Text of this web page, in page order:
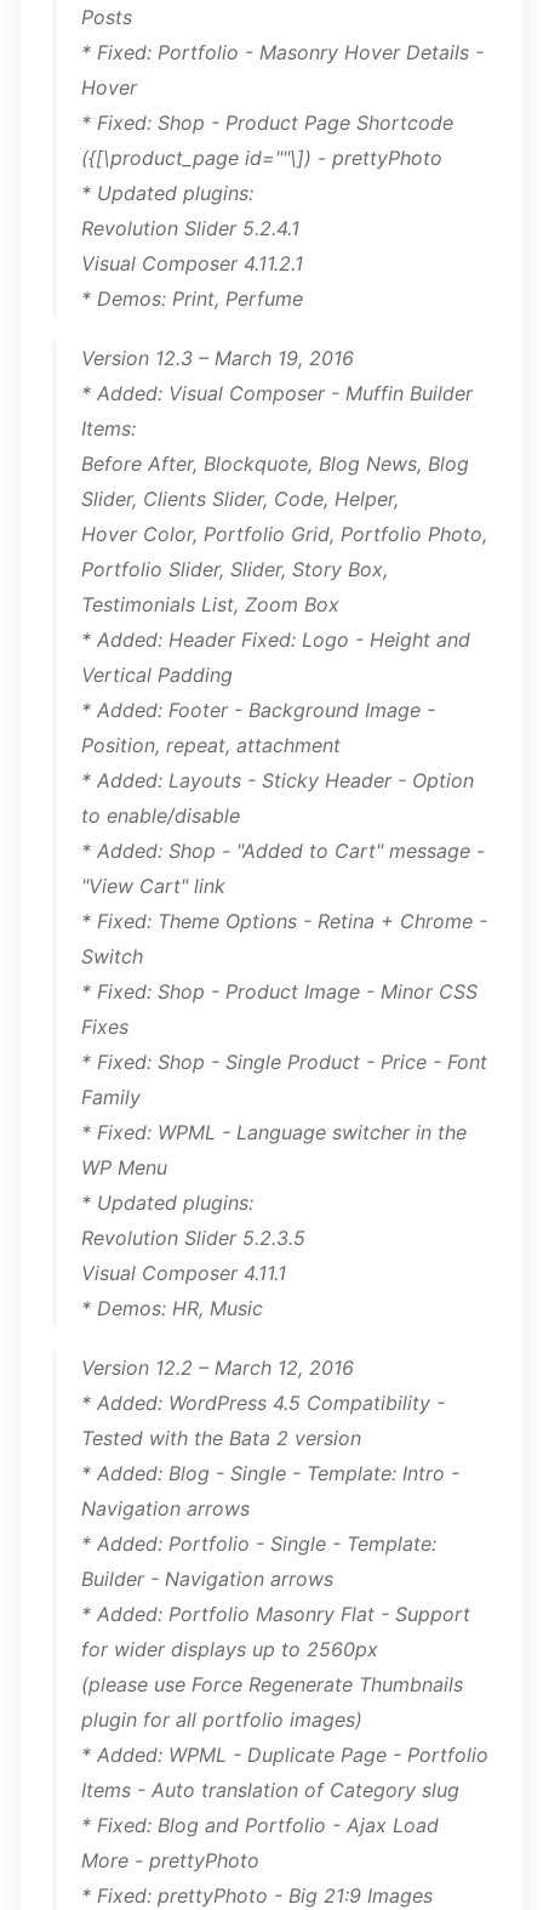
Posts
* Fixed: Portfolio - Masonry Hover Details -
Hover
* Fixed: Shop - Product Page Shortcode
({[\product_page id=""\]) - prettyPhoto
* Updated plugins:
Revolution Slider 5.2.4.1
Visual Composer 4.11.2.1
* Demos: Print, Perfume
Version 12.3 – March 19, 2016
* Added: Visual Composer - Muffin Builder
Items:
Before After, Blockquote, Blog News, Blog
Slider, Clients Slider, Code, Helper,
Hover Color, Portfolio Grid, Portfolio Photo,
Portfolio Slider, Slider, Story Box,
Testimonials List, Zoom Box
* Added: Header Fixed: Logo - Height and
Vertical Padding
* Added: Footer - Background Image -
Position, repeat, attachment
* Added: Layouts - Sticky Header - Option
to enable/disable
* Added: Shop - "Added to Cart" message -
"View Cart" link
* Fixed: Theme Options - Retina + Chrome -
Switch
* Fixed: Shop - Product Image - Minor CSS
Fixes
* Fixed: Shop - Single Product - Price - Font
Family
* Fixed: WPML - Language switcher in the
WP Menu
* Updated plugins:
Revolution Slider 5.2.3.5
Visual Composer 4.11.1
* Demos: HR, Music
Version 12.2 – March 12, 2016
* Added: WordPress 4.5 Compatibility -
Tested with the Bata 2 version
* Added: Blog - Single - Template: Intro -
Navigation arrows
* Added: Portfolio - Single - Template:
Builder - Navigation arrows
* Added: Portfolio Masonry Flat - Support
for wider displays up to 2560px
(please use Force Regenerate Thumbnails
plugin for all portfolio images)
* Added: WPML - Duplicate Page - Portfolio
Items - Auto translation of Category slug
* Fixed: Blog and Portfolio - Ajax Load
More - prettyPhoto
* Fixed: prettyPhoto - Big 21:9 Images